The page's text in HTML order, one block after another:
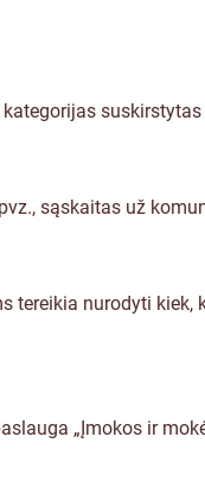
sąskaitas už
nurodyti
„Įmokos ir